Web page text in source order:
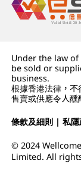
Under the law
be sold or
business.
根據香港法律，不
售賣或供應令人醺
條款及細則 |私
© 2024
Limited. All rights